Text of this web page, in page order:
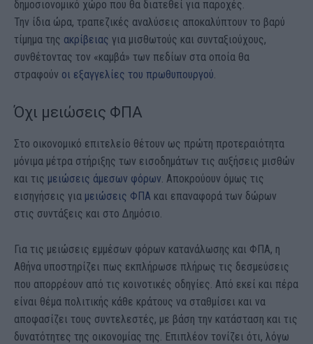
δημοσιονομικό χώρο που θα διατεθεί για παροχές.
Την ίδια ώρα, τραπεζικές αναλύσεις αποκαλύπτουν το βαρύ
τίμημα της ακρίβειας για μισθωτούς και συνταξιούχους,
συνθέτοντας τον «καμβά» των πεδίων στα οποία θα
στραφούν οι εξαγγελίες του πρωθυπουργού.
Όχι μειώσεις ΦΠΑ
Στο οικονομικό επιτελείο θέτουν ως πρώτη προτεραιότητα
μόνιμα μέτρα στήριξης των εισοδημάτων τις αυξήσεις μισθών
και τις μειώσεις άμεσων φόρων. Αποκρούουν όμως τις
εισηγήσεις για μειώσεις ΦΠΑ και επαναφορά των δώρων
στις συντάξεις και στο Δημόσιο.
Για τις μειώσεις εμμέσων φόρων κατανάλωσης και ΦΠΑ, η
Αθήνα υποστηρίζει πως εκπλήρωσε πλήρως τις δεσμεύσεις
που απορρέουν από τις κοινοτικές οδηγίες. Από εκεί και πέρα
είναι θέμα πολιτικής κάθε κράτους να σταθμίσει και να
αποφασίζει τους συντελεστές, με βάση την κατάσταση και τις
δυνατότητες της οικονομίας της. Επιπλέον τονίζει ότι, λόγω